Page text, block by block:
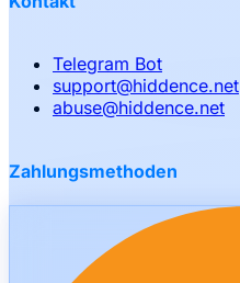
Telegram Bot
support@hiddence.net
abuse@hiddence.net
Zahlungsmethoden